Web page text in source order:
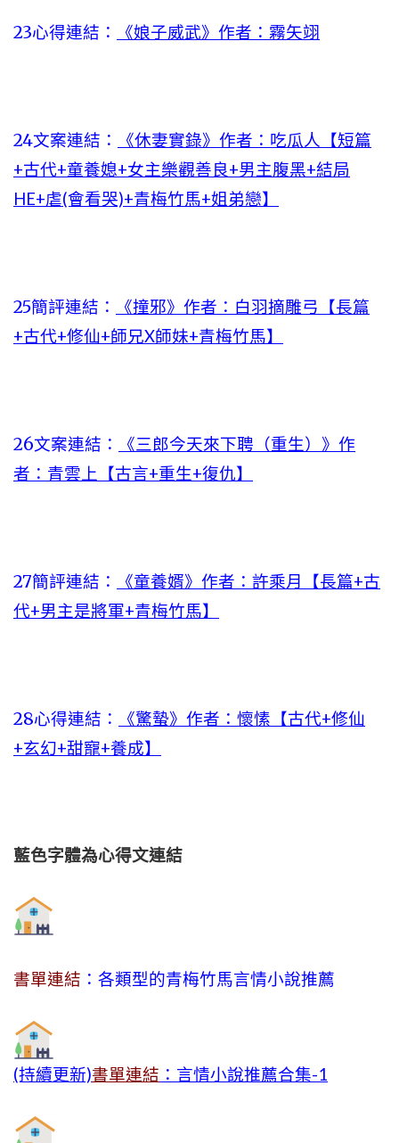
23心得連結： 《娘子威武》作者：霧矢翊
24文案連結：
《休妻實錄》作者：吃瓜人【短篇
+古代+童養媳+女主樂觀善良+男主腹黑+結局
HE+虐(會看哭)+青梅竹馬+姐弟戀】
25簡評連結：
《撞邪》作者：白羽摘雕弓【長篇
+古代+修仙+師兄X師妹+青梅竹馬】
26文案連結：
《三郎今天來下聘（重生）》作
者：青雲上【古言+重生+復仇】
27簡評連結：
《童養婿》作者：許乘月【長篇+古
代+男主是將軍+青梅竹馬】
28心得連結：
《驚蟄》作者：懷愫【古代+修仙
+玄幻+甜寵+養成】
藍色字體為心得文連結
書單連結 ：各類型的青梅竹馬言情小說推薦
(持續更新)書單連結 ：言情小說推薦合集-1